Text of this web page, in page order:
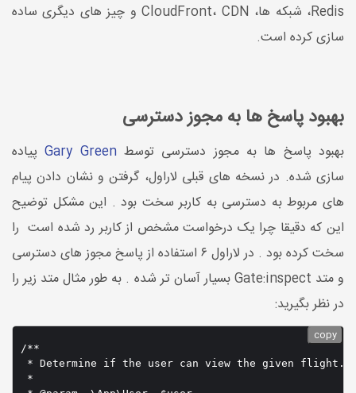
Redis، شبکه ها،‌ CloudFront، CDN و چیز های دیگری ساده
سازی کرده است.
بهبود پاسخ ها به مجوز دسترسی
بهبود پاسخ ها به مجوز دسترسی توسطGary Greenپیاده
سازی شده. در نسخه های قبلی لاراول، گرفتن و نشان دادن پیام
های مربوط به دسترسی به کاربر سخت بود . این مشکل توضیح
این که دقیقا چرا یک درخواست مشخص از کاربر رد شده است را
سخت کرده بود . در لاراول ۶ استفاده از پاسخ مجوز های دسترسی
و متد Gate:inspect بسیار آسان تر شده . به طور مثال متد زیر را
در نظر بگیرید:
/**
* Determine if the user can view the given flight.
*
copy